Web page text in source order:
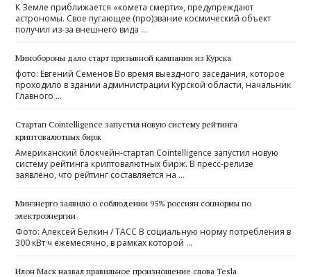
К Земле приближается «комета смерти», предупреждают
астрономы. Свое пугающее (про)звание космический объект
получил из-за внешнего вида …
Минобороны дало старт призывной кампании из Курска
фото: Евгений Семенов Во время выездного заседания, которое
проходило в здании администрации Курской области, начальник
Главного …
Стартап Cointelligence запустил новую систему рейтинга
криптовалютных бирж
Американский блокчейн-стартап Cointelligence запустил новую
систему рейтинга криптовалютных бирж. В пресс-релизе
заявлено, что рейтинг составляется на …
Минэнерго заявило о соблюдении 95% россиян соцнормы по
электроэнергии
Фото: Алексей Белкин / ТАСС В социальную норму потребления в
300 кВт·​ч ежемесячно, в рамках которой …
Илон Маск назвал правильное произношение слова Tesla